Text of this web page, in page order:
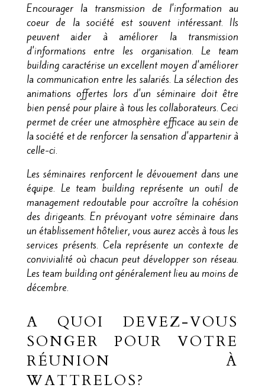
Encourager la transmission de l'information au
coeur de la société est souvent intéressant. Ils
peuvent aider à améliorer la transmission
d'informations entre les organisation. Le team
building caractérise un excellent moyen d'améliorer
la communication entre les salariés. La sélection des
animations offertes lors d'un séminaire doit être
bien pensé pour plaire à tous les collaborateurs. Ceci
permet de créer une atmosphère efficace au sein de
la société et de renforcer la sensation d'appartenir à
celle-ci.
Les séminaires renforcent le dévouement dans une
équipe. Le team building représente un outil de
management redoutable pour accroître la cohésion
des dirigeants. En prévoyant votre séminaire dans
un établissement hôtelier, vous aurez accès à tous les
services présents. Cela représente un contexte de
convivialité où chacun peut développer son réseau.
Les team building ont généralement lieu au moins de
décembre.
A QUOI DEVEZ-VOUS
SONGER POUR VOTRE
RÉUNION À
WATTRELOS?